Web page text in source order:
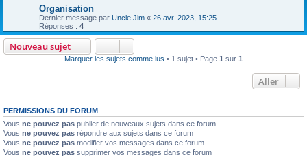
Organisation
Dernier message par Uncle Jim « 26 avr. 2023, 15:25
Réponses : 4
Nouveau sujet
Marquer les sujets comme lus • 1 sujet • Page 1 sur 1
Aller
PERMISSIONS DU FORUM
Vous ne pouvez pas publier de nouveaux sujets dans ce forum
Vous ne pouvez pas répondre aux sujets dans ce forum
Vous ne pouvez pas modifier vos messages dans ce forum
Vous ne pouvez pas supprimer vos messages dans ce forum